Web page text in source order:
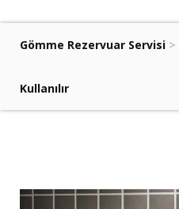
Gömme Rezervuar Servisi >
Kullanılır